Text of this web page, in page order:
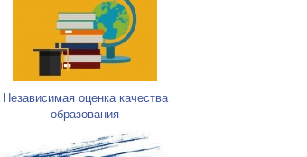
Независимая оценка качества
образования